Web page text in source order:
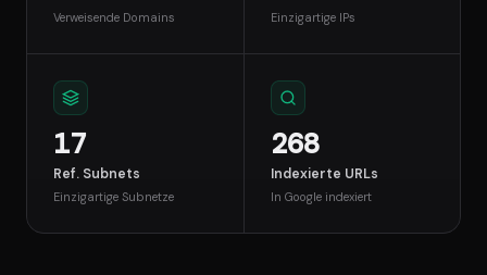
Verweisende Domains Einzigartige IPs
17
Ref. Subnets
Einzigartige Subnetze
268
Indexierte URLs
In Google indexiert